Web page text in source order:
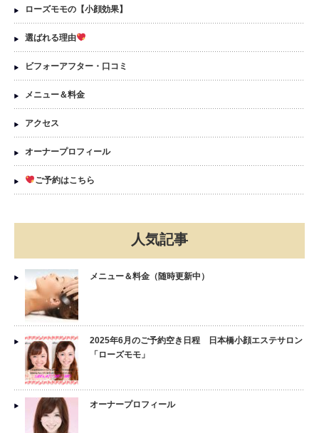
ローズモモの【小顔効果】
選ばれる理由
ビフォーアフター・口コミ
メニュー＆料金
アクセス
オーナープロフィール
ご予約はこちら
人気記事
メニュー＆料金（随時更新中）
2025年6月のご予約空き日程 日本橋小顔エステサロン
「ローズモモ」
オーナープロフィール